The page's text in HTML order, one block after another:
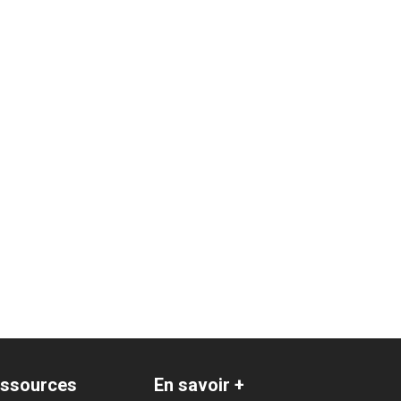
En savoir +